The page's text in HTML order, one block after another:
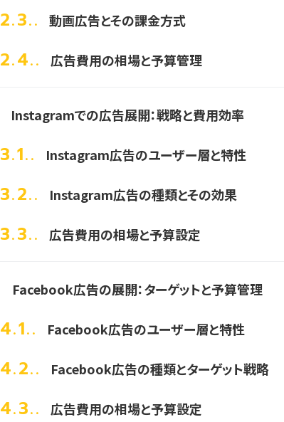
2.3. 動画広告とその課金方式
2.4. 広告費用の相場と予算管理
Instagramでの広告展開：戦略と費用効率
3.1. Instagram広告のユーザー層と特性
3.2. Instagram広告の種類とその効果
3.3. 広告費用の相場と予算設定
Facebook広告の展開：ターゲットと予算管理
4.1. Facebook広告のユーザー層と特性
4.2. Facebook広告の種類とターゲット戦略
4.3. 広告費用の相場と予算設定